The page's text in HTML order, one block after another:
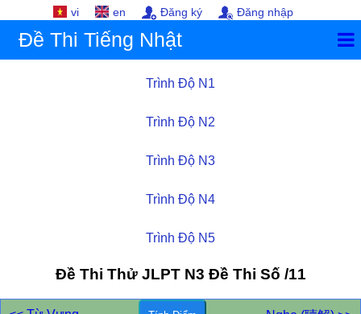
vi en Đăng ký Đăng nhập
Đề Thi Tiếng Nhật
Trình Độ N1
Trình Độ N2
Trình Độ N3
Trình Độ N4
Trình Độ N5
Đề Thi Thử JLPT N3 Đề Thi Số /11